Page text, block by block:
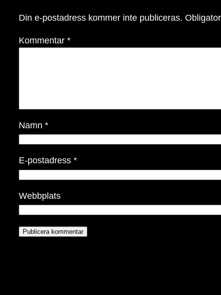
Din e-postadress kommer inte publiceras.
Kommentar *
Namn *
E-postadress *
Webbplats